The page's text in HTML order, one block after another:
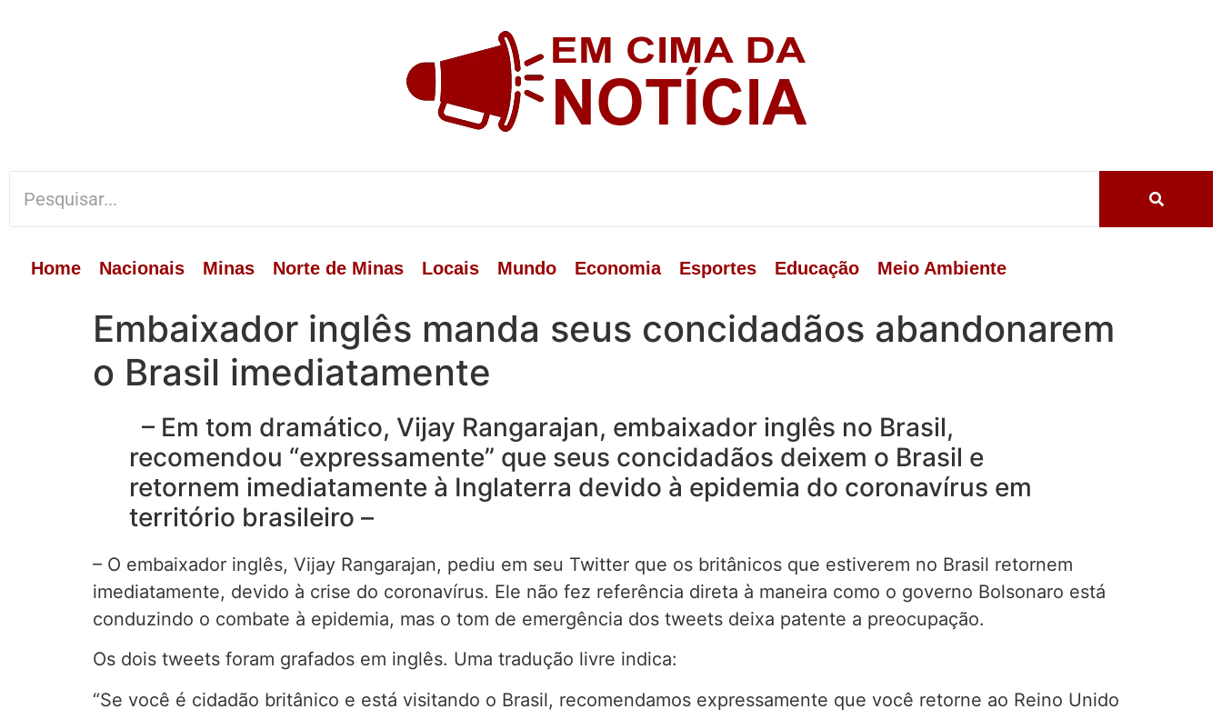
Home Nacionais Minas Norte de Minas Locais Mundo Economia Esportes Educação Meio Ambiente
Embaixador inglês manda seus concidadãos abandonarem
o Brasil imediatamente
– Em tom dramático, Vijay Rangarajan, embaixador inglês no Brasil,
recomendou “expressamente” que seus concidadãos deixem o Brasil e
retornem imediatamente à Inglaterra devido à epidemia do coronavírus em
território brasileiro –
– O embaixador inglês, Vijay Rangarajan, pediu em seu Twitter que os britânicos que estiverem no Brasil retornem
imediatamente, devido à crise do coronavírus. Ele não fez referência direta à maneira como o governo Bolsonaro está
conduzindo o combate à epidemia, mas o tom de emergência dos tweets deixa patente a preocupação.
Os dois tweets foram grafados em inglês. Uma tradução livre indica:
“Se você é cidadão britânico e está visitando o Brasil, recomendamos expressamente que você retorne ao Reino Unido